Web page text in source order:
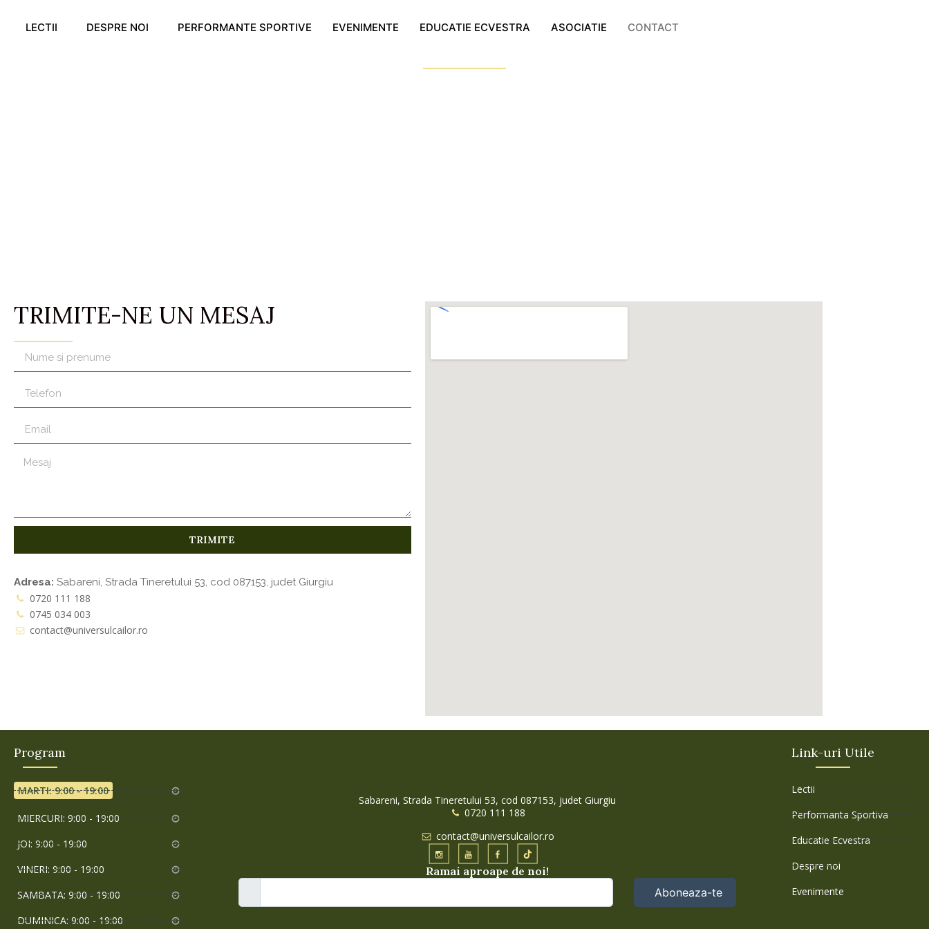
LECTII DESPRE NOI PERFORMANTE SPORTIVE EVENIMENTE EDUCATIE ECVESTRA ASOCIATIE CONTACT
TRIMITE-NE UN MESAJ
TRIMITE
Adresa: Sabareni, Strada Tineretului 53, cod 087153, judet Giurgiu
0720 111 188
0745 034 003
contact@universulcailor.ro
Program
MARTI: 9:00 - 19:00
MIERCURI: 9:00 - 19:00
JOI: 9:00 - 19:00
VINERI: 9:00 - 19:00
SAMBATA: 9:00 - 19:00
DUMINICA: 9:00 - 19:00
Sabareni, Strada Tineretului 53, cod 087153, judet Giurgiu
0720 111 188
contact@universulcailor.ro
Ramai aproape de noi!
Aboneaza-te
Link-uri Utile
Lectii
Performanta Sportiva
Educatie Ecvestra
Despre noi
Evenimente